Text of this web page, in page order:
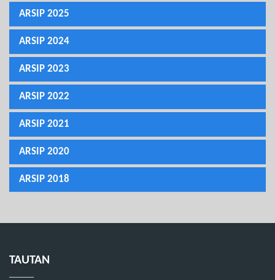
ARSIP 2025
ARSIP 2024
ARSIP 2023
ARSIP 2022
ARSIP 2021
ARSIP 2020
ARSIP 2018
TAUTAN